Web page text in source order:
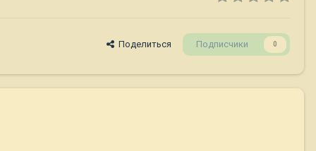
Поделиться Подписчики 0